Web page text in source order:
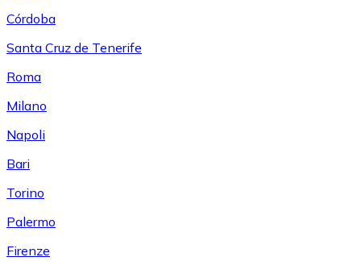
Córdoba
Santa Cruz de Tenerife
Roma
Milano
Napoli
Bari
Torino
Palermo
Firenze